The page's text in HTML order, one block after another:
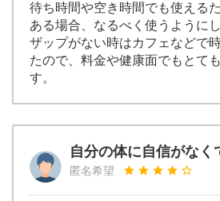
待ち時間や空き時間でも使える
ある場合、なるべく使うように
ザップがない時はカフェなどで
たので、料金や健康面でもとて
す。
自分の体に自信がなく
匿名希望